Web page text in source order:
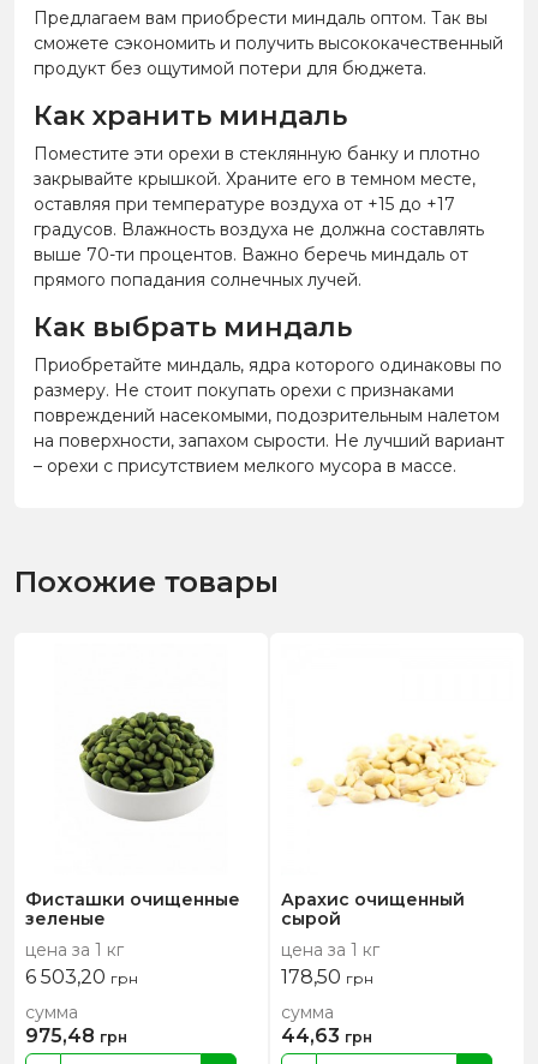
Предлагаем вам приобрести миндаль оптом. Так вы
сможете сэкономить и получить высококачественный
продукт без ощутимой потери для бюджета.
Как хранить миндаль
Поместите эти орехи в стеклянную банку и плотно
закрывайте крышкой. Храните его в темном месте,
оставляя при температуре воздуха от +15 до +17
градусов. Влажность воздуха не должна составлять
выше 70-ти процентов. Важно беречь миндаль от
прямого попадания солнечных лучей.
Как выбрать миндаль
Приобретайте миндаль, ядра которого одинаковы по
размеру. Не стоит покупать орехи с признаками
повреждений насекомыми, подозрительным налетом
на поверхности, запахом сырости. Не лучший вариант
– орехи с присутствием мелкого мусора в массе.
Похожие товары
Фисташки очищенные
зеленые
цена за 1 кг
6 503,20 грн
сумма
975,48 грн
Арахис очищенный
сырой
цена за 1 кг
178,50 грн
сумма
44,63 грн